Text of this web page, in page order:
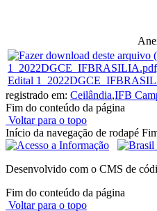
Edital
registrado em: Ceilândia,IFB
Fim do conteúdo da página
Voltar para o topo
Início da navegação de rodapé
Desenvolvido com o CMS de
Fim do conteúdo da página
Voltar para o topo